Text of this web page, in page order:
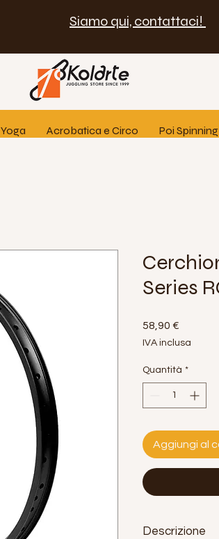
Siamo qui, contattaci!
Yoga Acrobatica e Circo Poi
Series
58,90 €
IVA inclusa
Quantità *
Aggiungi al
Descrizione